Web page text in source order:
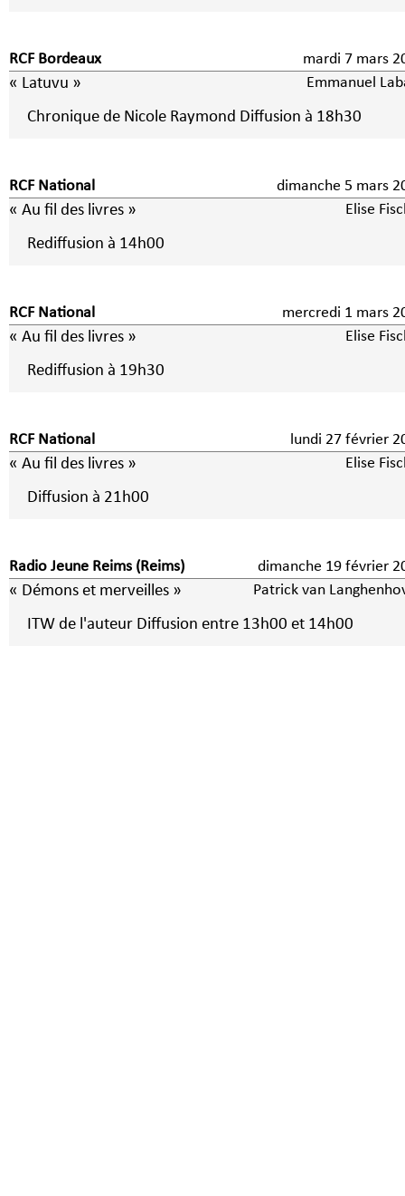
RCF Bordeaux mardi 7 mars
« Latuvu » Emmanuel
Chronique de Nicole Raymond Diffusion à 18h30
RCF National dimanche 5
« Au fil des livres » Elise
Rediffusion à 14h00
RCF National mercredi 1
« Au fil des livres » Elise
Rediffusion à 19h30
RCF National lundi 27 février
« Au fil des livres » Elise
Diffusion à 21h00
Radio Jeune Reims (Reims) dimanche 19 février
« Démons et merveilles » Patrick van
ITW de l'auteur Diffusion entre 13h00 et 14h00